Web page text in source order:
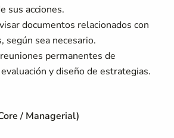
sus acciones.
documentos relacionados con
según sea necesario.
permanentes de
y diseño de estrategias.
/ Managerial)